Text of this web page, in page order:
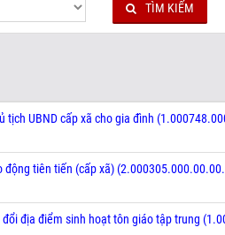
TÌM KIẾM
tịch UBND cấp xã cho gia đình
động tiên tiến (cấp xã)
địa điểm sinh hoạt tôn giáo tập trung